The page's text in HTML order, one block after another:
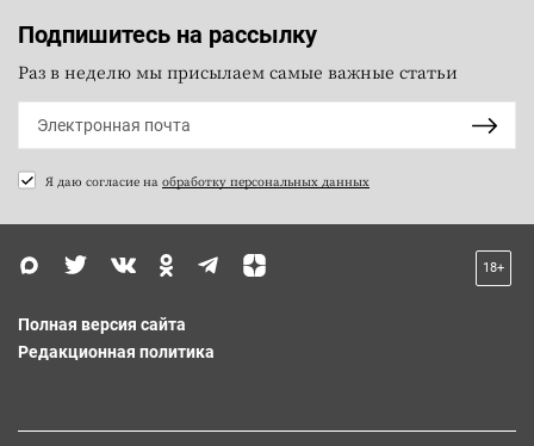
Подпишитесь на рассылку
Раз в неделю мы присылаем самые важные статьи
Я даю согласие на обработку персональных данных
18+
Полная версия сайта
Редакционная политика